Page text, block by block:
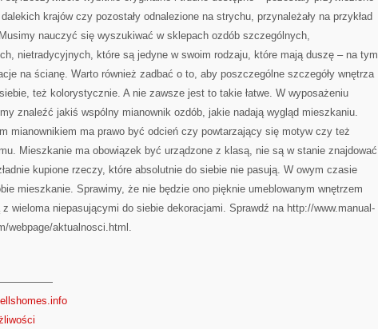
krajów czy pozostały odnalezione na strychu, przynależały na przykład
nauczyć się wyszukiwać w sklepach ozdób szczególnych,
nietradycyjnych, które są jedyne w swoim rodzaju, które mają duszę – na tym
na ścianę. Warto również zadbać o to, aby poszczególne szczegóły wnętrza
też kolorystycznie. A nie zawsze jest to takie łatwe. W wyposażeniu
znaleźć jakiś wspólny mianownik ozdób, jakie nadają wygląd mieszkaniu.
mianownikiem ma prawo być odcień czy powtarzający się motyw czy też
Mieszkanie ma obowiązek być urządzone z klasą, nie są w stanie znajdować
kupione rzeczy, które absolutnie do siebie nie pasują. W owym czasie
mieszkanie. Sprawimy, że nie będzie ono pięknie umeblowanym wnętrzem
z wieloma niepasującymi do siebie dekoracjami. Sprawdź na http://www.manual-
webpage/aktualnosci.html.